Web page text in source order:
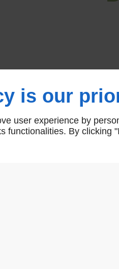
is our
user experience by
functionalities. By clicking